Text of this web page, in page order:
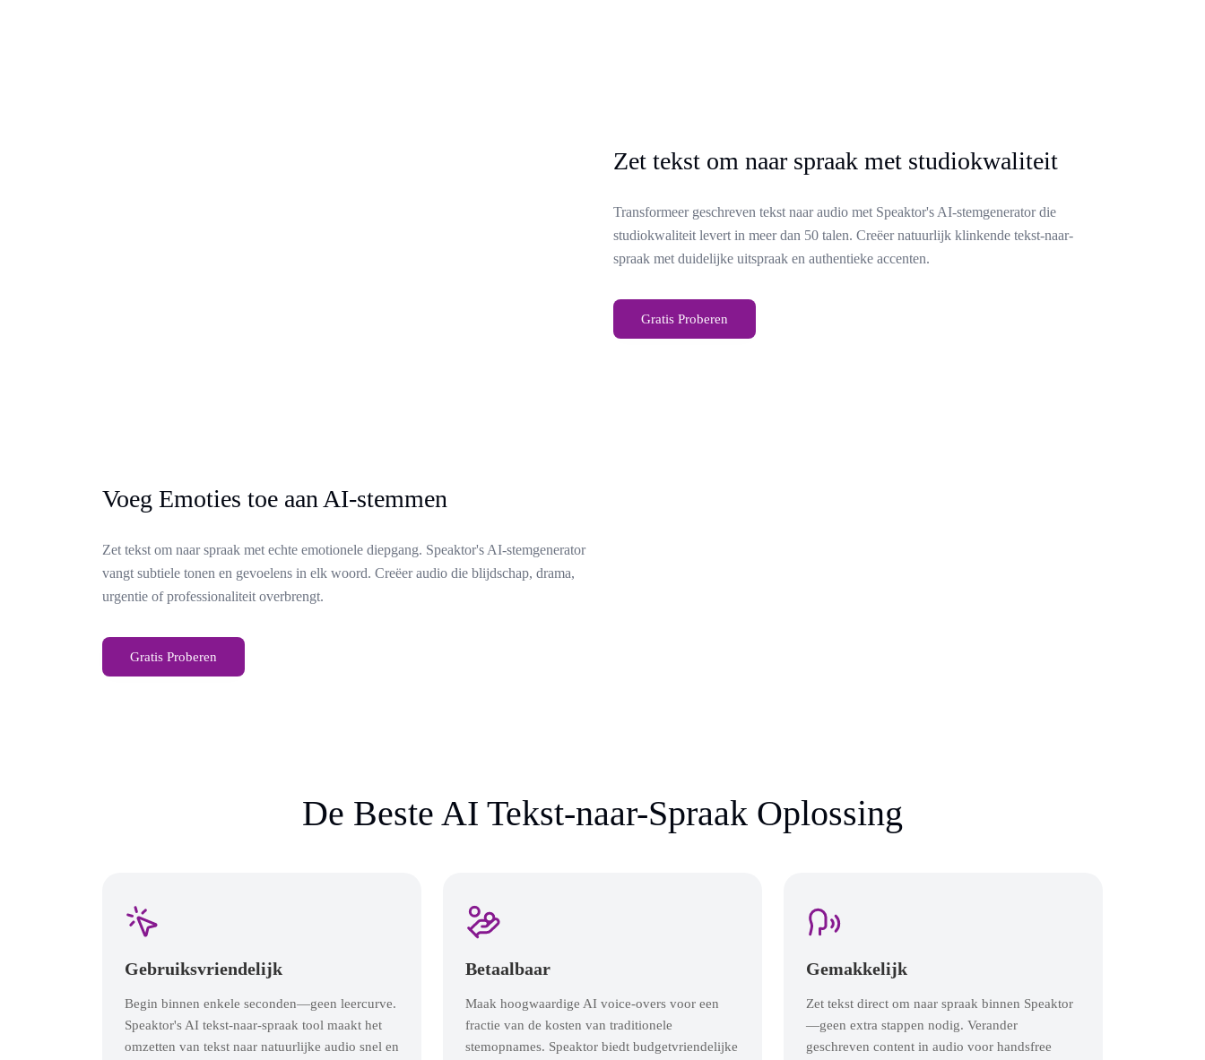
Zet tekst om naar spraak met studiokwaliteit
Transformeer geschreven tekst naar audio met Speaktor's AI-stemgenerator die
studiokwaliteit levert in meer dan 50 talen. Creëer natuurlijk klinkende tekst-naar-
spraak met duidelijke uitspraak en authentieke accenten.
Gratis Proberen
Voeg Emoties toe aan AI-stemmen
Zet tekst om naar spraak met echte emotionele diepgang. Speaktor's AI-stemgenerator
vangt subtiele tonen en gevoelens in elk woord. Creëer audio die blijdschap, drama,
urgentie of professionaliteit overbrengt.
Gratis Proberen
De Beste AI Tekst-naar-Spraak Oplossing
Gebruiksvriendelijk
Begin binnen enkele seconden—geen leercurve.
Speaktor's AI tekst-naar-spraak tool maakt het
omzetten van tekst naar natuurlijke audio snel en
Betaalbaar
Maak hoogwaardige AI voice-overs voor een
fractie van de kosten van traditionele
stemopnames. Speaktor biedt budgetvriendelijke
Gemakkelijk
Zet tekst direct om naar spraak binnen Speaktor
—geen extra stappen nodig. Verander
geschreven content in audio voor handsfree